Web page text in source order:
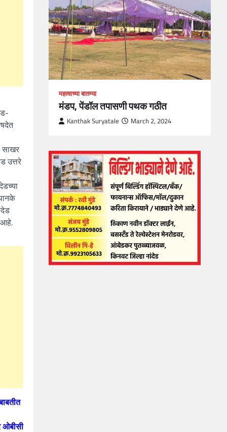
साखर
उत्तरे
आहे.
ओबीसी
महत्वाच्या बातम्या
मंडप, पेंडॉल तपासणी पथक गठीत
Kanthak Suryatale March 2, 2024